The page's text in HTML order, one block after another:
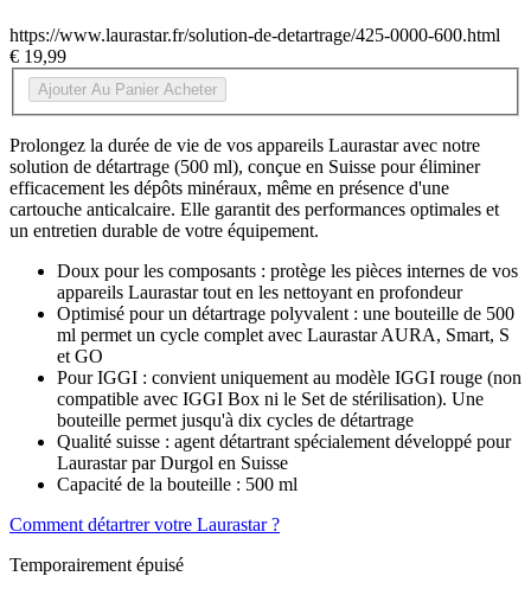
https://www.laurastar.fr/solution-de-detartrage/425-0000-600.html
€ 19,99
Ajouter Au Panier Acheter
Prolongez la durée de vie de vos appareils Laurastar avec notre
solution de détartrage (500 ml), conçue en Suisse pour éliminer
efficacement les dépôts minéraux, même en présence d'une
cartouche anticalcaire. Elle garantit des performances optimales et
un entretien durable de votre équipement.
Doux pour les composants : protège les pièces internes de vos
appareils Laurastar tout en les nettoyant en profondeur
Optimisé pour un détartrage polyvalent : une bouteille de 500
ml permet un cycle complet avec Laurastar AURA, Smart, S
et GO
Pour IGGI : convient uniquement au modèle IGGI rouge (non
compatible avec IGGI Box ni le Set de stérilisation). Une
bouteille permet jusqu'à dix cycles de détartrage
Qualité suisse : agent détartrant spécialement développé pour
Laurastar par Durgol en Suisse
Capacité de la bouteille : 500 ml
Comment détartrer votre Laurastar ?
Temporairement épuisé